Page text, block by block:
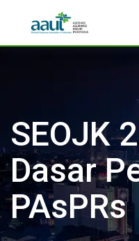
content
SEOJK
Dasar
PAsPRs